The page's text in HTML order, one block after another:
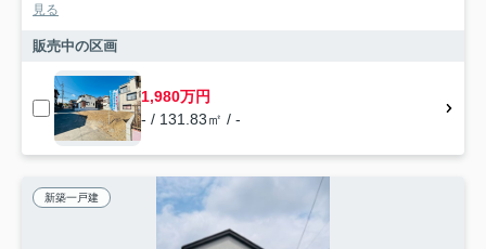
見る
販売中の区画
1,980万円
- / 131.83㎡ / -
新築一戸建